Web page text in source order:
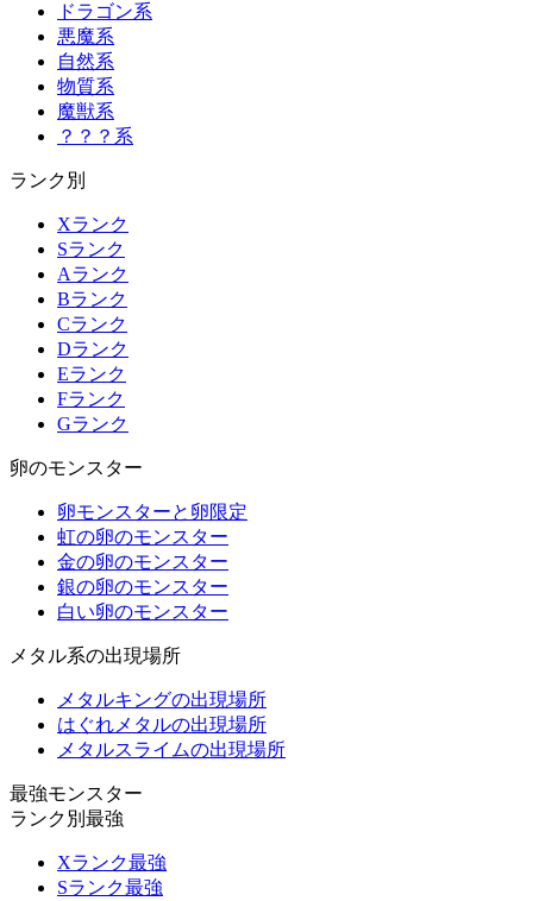
ドラゴン系
悪魔系
自然系
物質系
魔獣系
？？？系
ランク別
Xランク
Sランク
Aランク
Bランク
Cランク
Dランク
Eランク
Fランク
Gランク
卵のモンスター
卵モンスターと卵限定
虹の卵のモンスター
金の卵のモンスター
銀の卵のモンスター
白い卵のモンスター
メタル系の出現場所
メタルキングの出現場所
はぐれメタルの出現場所
メタルスライムの出現場所
最強モンスター
ランク別最強
Xランク最強
Sランク最強